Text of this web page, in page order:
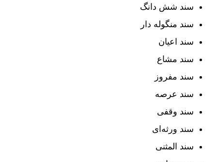
سند شش دانگ
سند منگوله دار
سند اعیان
سند مشاع
سند مفروز
سند عرصه
سند وقفی
سند ورثه‌ای
سند المثنی